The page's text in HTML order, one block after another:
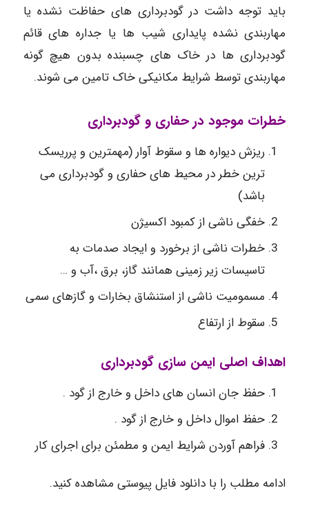
باید توجه داشت در گودبرداری های حفاظت نشده یا
مهاربندی نشده پایداری شیب ها یا جداره های قائم
گودبرداری ها در خاک های چسبنده بدون هیچ گونه
مهاربندی توسط شرایط مکانیکی خاک تامین می شوند.
خطرات موجود در حفاری و گودبرداری
ریزش دیواره ها و سقوط آوار (مهمترین و پرریسک
ترین خطر در محیط های حفاری و گودبرداری می
باشد)
خفگی ناشی از کمبود اکسیژن
خطرات ناشی از برخورد و ایجاد صدمات به
تاسیسات زیر زمینی همانند گاز، برق ،آب و …
مسمومیت ناشی از استنشاق بخارات و گازهای سمی
سقوط از ارتفاع
اهداف اصلی ایمن سازی گودبرداری
حفظ جان انسان های داخل و خارج از گود .
حفظ اموال داخل و خارج از گود .
فراهم آوردن شرایط ایمن و مطمئن برای اجرای کار
ادامه مطلب را با دانلود فایل پیوستی مشاهده کنید.